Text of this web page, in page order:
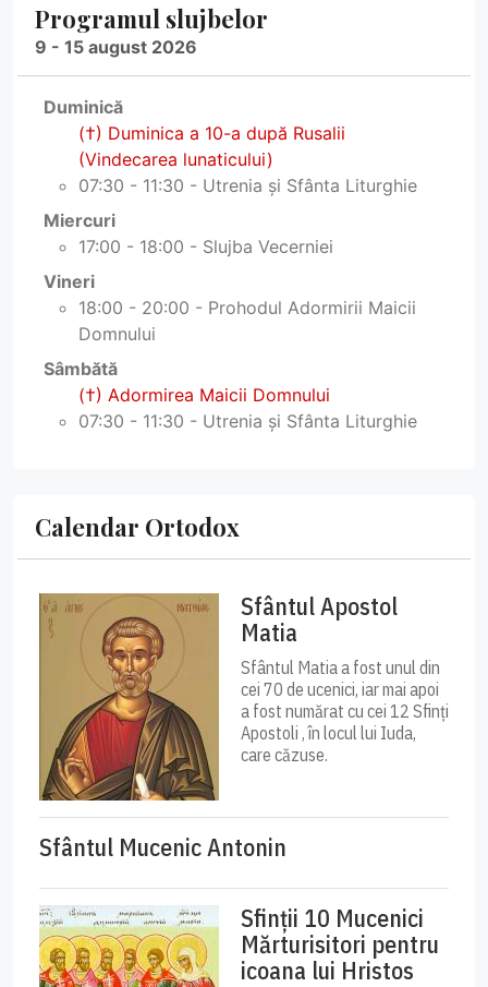
Programul slujbelor
9 - 15 august 2026
Duminică
(†) Duminica a 10-a după Rusalii
(Vindecarea lunaticului)
07:30 - 11:30 - Utrenia și Sfânta Liturghie
Miercuri
17:00 - 18:00 - Slujba Vecerniei
Vineri
18:00 - 20:00 - Prohodul Adormirii Maicii
Domnului
Sâmbătă
(†) Adormirea Maicii Domnului
07:30 - 11:30 - Utrenia și Sfânta Liturghie
Calendar Ortodox
Sfântul Apostol
Matia
Sfântul Matia a fost unul din
cei 70 de ucenici, iar mai apoi
a fost numărat cu cei 12 Sfinți
Apostoli , în locul lui Iuda,
care căzuse.
Sfântul Mucenic Antonin
Sfinții 10 Mucenici
Mărturisitori pentru
icoana lui Hristos